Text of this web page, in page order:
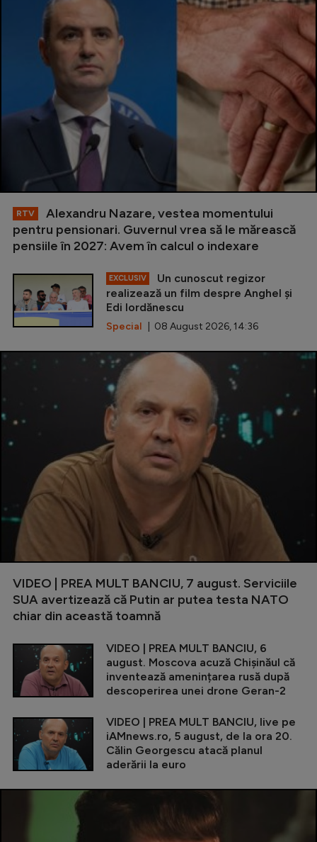
RTV
Alexandru Nazare, vestea momentului
pentru pensionari. Guvernul vrea să le mărească
pensiile în 2027: Avem în calcul o indexare
EXCLUSIV
Un cunoscut regizor
realizează un film despre Anghel și
Edi Iordănescu
Special | 08 August 2026, 14:36
VIDEO | PREA MULT BANCIU, 7 august. Serviciile
SUA avertizează că Putin ar putea testa NATO
chiar din această toamnă
VIDEO | PREA MULT BANCIU, 6
august. Moscova acuză Chișinăul că
inventează amenințarea rusă după
descoperirea unei drone Geran-2
VIDEO | PREA MULT BANCIU, live pe
iAMnews.ro, 5 august, de la ora 20.
Călin Georgescu atacă planul
aderării la euro